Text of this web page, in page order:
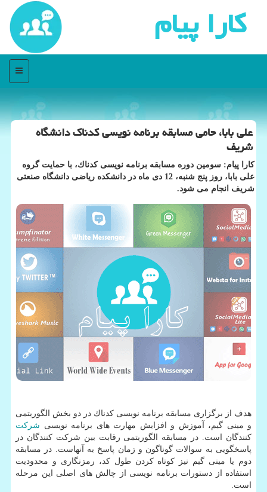
كارا پیام
منو
علی بابا، حامی مسابقه برنامه نویسی كدناك دانشگاه
شریف
كارا پیام: سومین دوره مسابقه برنامه نویسی كدناك، با حمایت گروه
علی بابا، روز پنج شنبه، 12 دی ماه در دانشكده ریاضی دانشگاه صنعتی
شریف انجام می شود.
هدف از برگزاری مسابقه برنامه نویسی كدناك در دو بخش الگوریتمی
و مینی گیم، آموزش و افزایش مهارت های برنامه نویسی شركت
كنندگان است. در مسابقه الگوریتمی رقابت بین شركت كنندگان در
پاسخگویی به سوالات گوناگون و زمان پاسخ به آنهاست. در مسابقه
دوم یا مینی گیم نیز كوتاه كردن طول كد، رمزنگاری و محدودیت
استفاده از دستورات برنامه نویسی از چالش های اصلی این مرحله
است.